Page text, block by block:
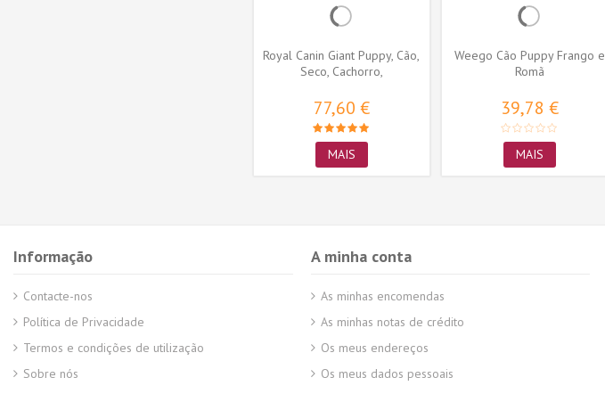
Royal Canin Giant Puppy, Cão,
Seco, Cachorro,
77,60 €
MAIS
Weego Cão Puppy Frango e
Romã
39,78 €
MAIS
Informação
Contacte-nos
Política de Privacidade
Termos e condições de utilização
Sobre nós
A minha conta
As minhas encomendas
As minhas notas de crédito
Os meus endereços
Os meus dados pessoais